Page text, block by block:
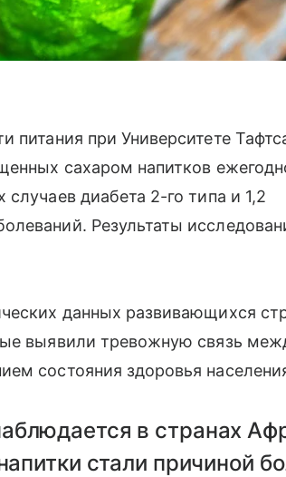
при Университете
сахаром напитков
диабета 2-го типа и 1,2
Результаты
данных развивающихся
выявили тревожную связь
состояния здоровья
в странах
стали причиной